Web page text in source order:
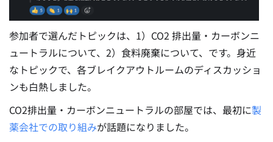
参加者で選んだトピックは、1）CO2 排出量・カーボンニ
ュートラルについて、2）食料廃棄について、です。身近
なトピックで、各ブレイクアウトルームのディスカッショ
ンも白熱しました。
CO2排出量・カーボンニュートラルの部屋では、最初に製
薬会社での取り組みが話題になりました。